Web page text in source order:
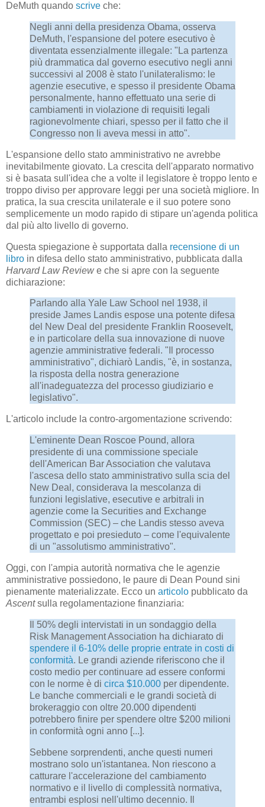
DeMuth quando scrive che:
Negli anni della presidenza Obama, osserva
DeMuth, l'espansione del potere esecutivo è
diventata essenzialmente illegale: "La partenza
più drammatica dal governo esecutivo negli anni
successivi al 2008 è stato l'unilateralismo: le
agenzie esecutive, e spesso il presidente Obama
personalmente, hanno effettuato una serie di
cambiamenti in violazione di requisiti legali
ragionevolmente chiari, spesso per il fatto che il
Congresso non li aveva messi in atto".
L'espansione dello stato amministrativo ne avrebbe
inevitabilmente giovato. La crescita dell'apparato normativo
si è basata sull'idea che a volte il legislatore è troppo lento e
troppo diviso per approvare leggi per una società migliore. In
pratica, la sua crescita unilaterale e il suo potere sono
semplicemente un modo rapido di stipare un'agenda politica
dal più alto livello di governo.
Questa spiegazione è supportata dalla recensione di un
libro in difesa dello stato amministrativo, pubblicata dalla
Harvard Law Reviewe che si apre con la seguente
dichiarazione:
Parlando alla Yale Law School nel 1938, il
preside James Landis espose una potente difesa
del New Deal del presidente Franklin Roosevelt,
e in particolare della sua innovazione di nuove
agenzie amministrative federali. "Il processo
amministrativo", dichiarò Landis, "è, in sostanza,
la risposta della nostra generazione
all'inadeguatezza del processo giudiziario e
legislativo".
L'articolo include la contro-argomentazione scrivendo:
L'eminente Dean Roscoe Pound, allora
presidente di una commissione speciale
dell'American Bar Association che valutava
l'ascesa dello stato amministrativo sulla scia del
New Deal, considerava la mescolanza di
funzioni legislative, esecutive e arbitrali in
agenzie come la Securities and Exchange
Commission (SEC) – che Landis stesso aveva
progettato e poi presieduto – come l'equivalente
di un "assolutismo amministrativo".
Oggi, con l'ampia autorità normativa che le agenzie
amministrative possiedono, le paure di Dean Pound sini
pienamente materializzate. Ecco un articolo pubblicato da
Ascentsulla regolamentazione finanziaria:
Il 50% degli intervistati in un sondaggio della
Risk Management Association ha dichiarato di
spendere il 6-10% delle proprie entrate in costi di
conformità. Le grandi aziende riferiscono che il
costo medio per continuare ad essere conformi
con le norme è di circa $10.000 per dipendente.
Le banche commerciali e le grandi società di
brokeraggio con oltre 20.000 dipendenti
potrebbero finire per spendere oltre $200 milioni
in conformità ogni anno [...].
Sebbene sorprendenti, anche questi numeri
mostrano solo un'istantanea. Non riescono a
catturare l'accelerazione del cambiamento
normativo e il livello di complessità normativa,
entrambi esplosi nell'ultimo decennio. Il